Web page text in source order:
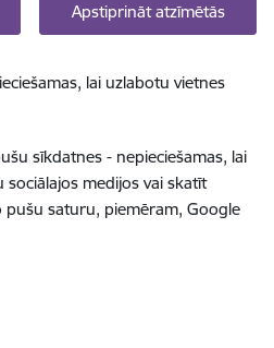
Apstiprināt atzīmētās
lai uzlabotu vietnes
sīkdatnes - nepieciešamas, lai
medijos vai skatīt
pušu saturu, piemēram, Google